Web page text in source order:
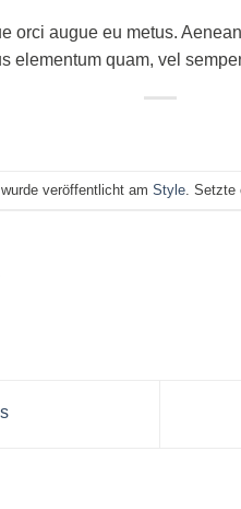
orci augue eu metus.
elementum quam, vel
veröffentlicht amStyle .